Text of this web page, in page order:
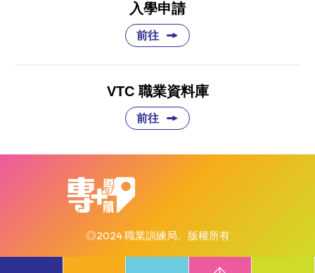
入學申請
前往
VTC 職業資料庫
前往
◎2024 職業訓練局。版權所有